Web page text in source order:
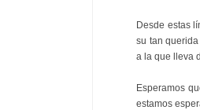
Desde estas
su tan
a la que lleva
Esperamos
estamos